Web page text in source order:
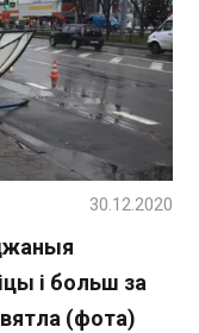
і больш за
(фота)
30.12.2020